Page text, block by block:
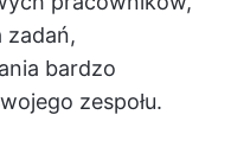
bardzo
zespołu.